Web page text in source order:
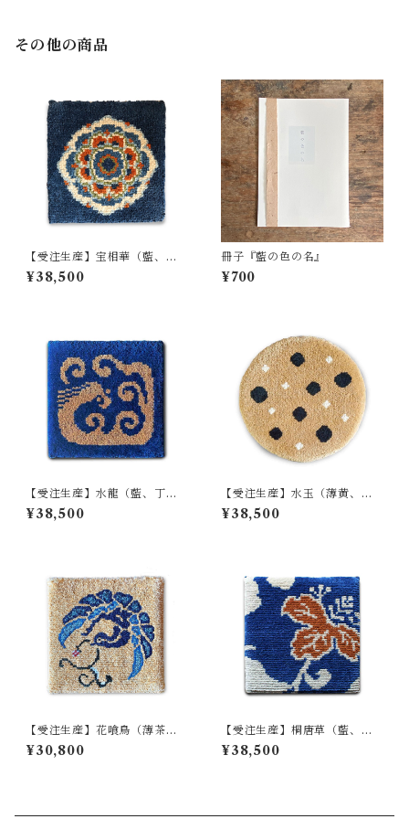
その他の商品
【受注生産】宝相華（藍、琥
珀、白茶、浅葱、黄緑）
¥38,500
冊子『藍の色の名』
¥700
【受注生産】水龍（藍、丁
子）
¥38,500
【受注生産】水玉（薄黄、
苔、白）
¥38,500
【受注生産】花喰鳥（薄茶、
緑、青緑、茜、藍）
¥30,800
【受注生産】桐唐草（藍、琥
珀、白茶）
¥38,500